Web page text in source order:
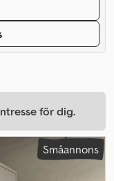
för dig.
Småannons